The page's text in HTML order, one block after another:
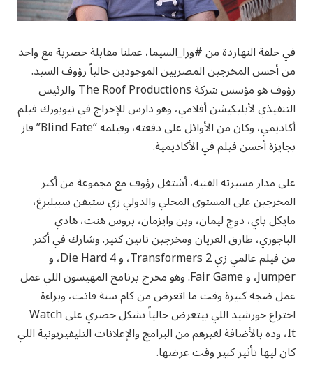
في حلقة النهاردة من #ورا_السيما، عملنا مقابلة حصرية مع واحد
من أحسن المخرجين المصريين الموجودين حالياً رؤوف السيد.
رؤوف هو مؤسس شركة The Roof Productions والرئيس
التنفيذي لأبليكيشن أفلامي، وهو دارس للإخراج في نيويورك فيلم
أكاديمي، وكان من الأوائل على دفعته، وفيلمه “Blind Fate” فاز
بجايزة أحسن فيلم في الأكاديمية.
على مدار مسيرته الفنية، أشتغل رؤوف مع مجموعة من أكبر
المخرجين على المستوى المحلي والدولي زي ستيفن سبيلبرغ،
مايكل باي، دوج ليمان، وين وايزمان، بروس هنت، هادي
الباجوري، طارق العريان ومخرجين تانين كتير. وشارك في أكتر
من فيلم عالمي زي Transformers 2، و Die Hard 4، و
Jumper، و Fair Game. وهو مخرج برنامج المهيسون اللي عمل
عمل ضجة كبيرة وقت ما اتعرض من كام سنة فاتت، وبراءة
اختراع خورشيد اللي بيتعرض حالياً بشكل حصري على Watch
It، وده بالأضافة لغيرهم من البرامج والإعلانات التليفيزيونية اللي
كان ليها تأثير كبير وقت عرضها.